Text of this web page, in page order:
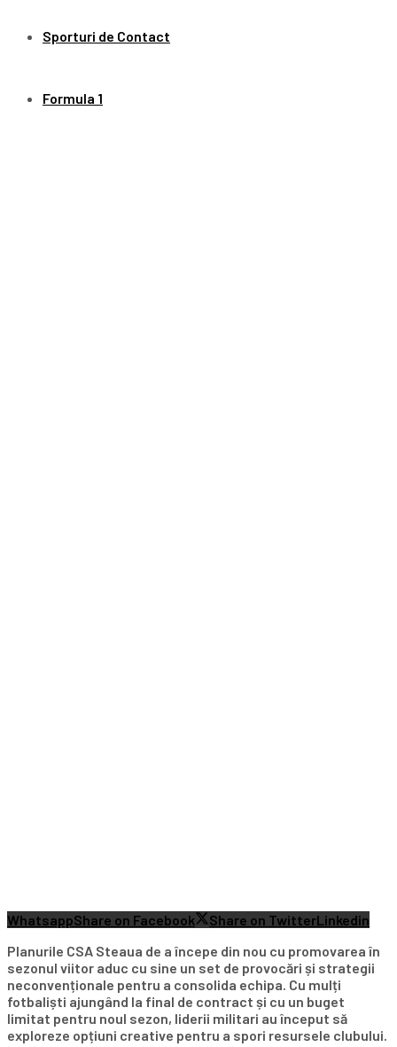
Sporturi de Contact
Formula 1
WhatsappShare on Facebook Share on TwitterLinkedin
Planurile CSA Steaua de a începe din nou cu promovarea în
sezonul viitor aduc cu sine un set de provocări și strategii
neconvenționale pentru a consolida echipa. Cu mulți
fotbaliști ajungând la final de contract și cu un buget
limitat pentru noul sezon, liderii militari au început să
exploreze opțiuni creative pentru a spori resursele clubului.